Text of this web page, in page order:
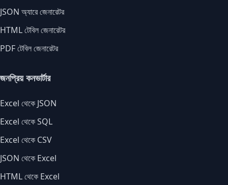
JSON অ্যারে জেনারেটর
HTML টেবিল জেনারেটর
PDF টেবিল জেনারেটর
জনপ্রিয় কনভার্টার
Excel থেকে JSON
Excel থেকে SQL
Excel থেকে CSV
JSON থেকে Excel
HTML থেকে Excel